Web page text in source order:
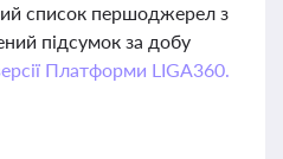
список першоджерел з
підсумок за добу
Платформи LIGA360.